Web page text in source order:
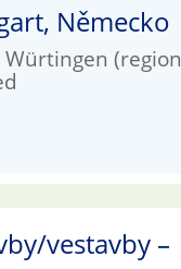
Německo
(region
vestavby –